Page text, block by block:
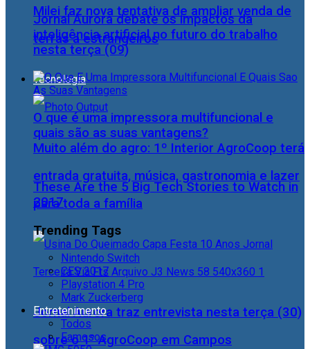
Milei faz nova tentativa de ampliar venda de
terras a estrangeiros
Tecnologia
Muito além do agro: 1º Interior AgroCoop terá
entrada gratuita, música, gastronomia e lazer
para toda a família
Jornal Aurora traz entrevista nesta terça (30)
sobre o 1° AgroCoop em Campos
Jornal Aurora debate os impactos da
inteligência artificial no futuro do trabalho
nesta terça (09)
O que é uma impressora multifuncional e
quais são as suas vantagens?
These Are the 5 Big Tech Stories to Watch in
2017
Trending Tags
Nintendo Switch
CES 2017
Playstation 4 Pro
Mark Zuckerberg
Entretenimento
Todos
Famosos